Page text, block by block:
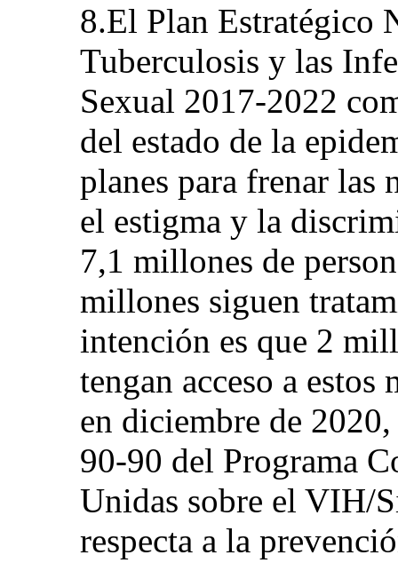
8.El Plan Estratégico
Tuberculosis y las
Sexual 2017-2022
del estado de la
planes para frenar las
el estigma y la
7,1 millones de
millones siguen
intención es que 2
tengan acceso a estos
en diciembre de
90-90 del Programa
Unidas sobre el VIH/
respecta a la